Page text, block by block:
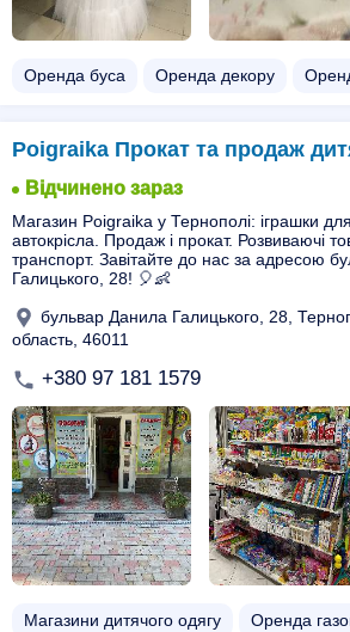
Оренда буса Оренда декору
Poigraika Прокат та продаж
Відчинено зараз
Магазин Poigraika у Тернополі: іграшки для
автокрісла. Продаж і прокат. Розвиваючі
транспорт. Завітайте до нас за адресою
Галицького, 28! 🎈👶
бульвар Данила Галицького, 28,
область, 46011
+380 97 181 1579
Магазини дитячого одягу Оренда